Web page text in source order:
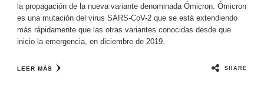
la propagación de la nueva variante denominada Ómicron. Ómicron
es una mutación del virus SARS-CoV-2 que se está extendiendo
más rápidamente que las otras variantes conocidas desde que
inicio la emergencia, en diciembre de 2019.
LEER MÁS SHARE